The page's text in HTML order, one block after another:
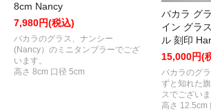
8cm Nancy
7,980円(税込)
バカラのグラス、ナンシー
(Nancy）のミニタンブラーでござ
います。
高さ 8cm 口径 5cm
バカラ グ
イン グラ
ル 刻印
15,000円(
バカラのグ
ずと知れた
スでございま
高さ 12.5cm